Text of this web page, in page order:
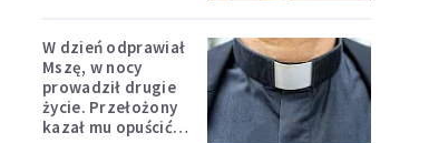
W dzień odprawiał
Mszę, w nocy
prowadził drugie
życie. Przełożony
kazał mu opuścić